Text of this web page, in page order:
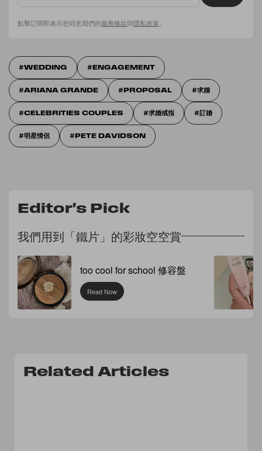
點擊訂閱即表示您同意我們的服務條款與隱私政策
WEDDING ENGAGEMENT
ARIANA GRANDE PROPOSAL 求婚
CELEBRITIES COUPLES 求婚戒指 訂婚
明星情侶 PETE DAVIDSON
Editor's Pick
我們用到「鐵片」的彩妝空空賞
too cool for school 修容盤
Read Now
Related Articles